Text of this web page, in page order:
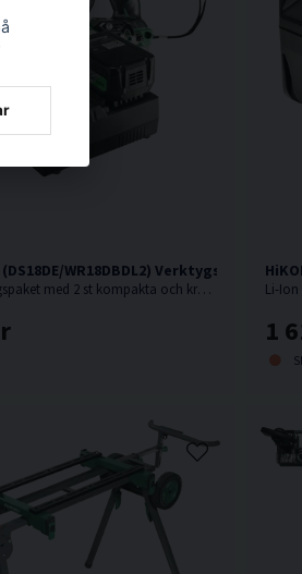
(DS18DE/WR18DBDL2) Verktygspaket 18V
18V. Smart verktygspaket med 2 st kompakta och kraftfulla 18V batteriverktyg.
1